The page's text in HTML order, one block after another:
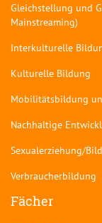
Gleichstellung und
Mainstreaming)
Interkulturelle
Kulturelle Bildung
Mobilitätsbildung
Nachhaltige
Sexualerziehung/
Verbraucherbildung
Fächer